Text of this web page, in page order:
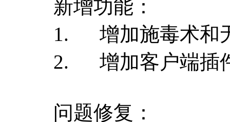
新增功能：
1. 增加施毒术和
2. 增加客户端插
问题修复：